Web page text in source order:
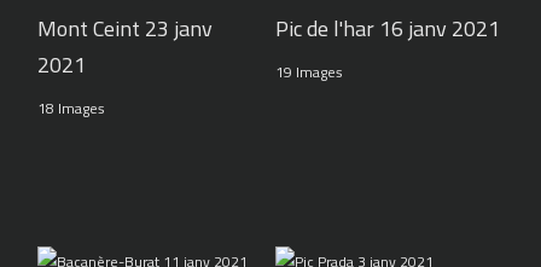
Mont Ceint 23 janv
2021
18 Images
Pic de l'har 16 janv 2021
19 Images